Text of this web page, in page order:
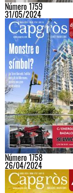
Número 1759
31/05/2024
Número 1758
26/04/2024